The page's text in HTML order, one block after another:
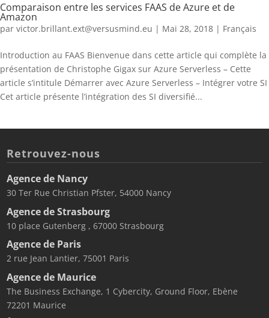
Comparaison entre les services FAAS de Azure et de
Amazon
par victor.brillant.ext@versusmind.eu | Mai 28, 2018 | Français
Introduction au FAAS Bienvenue dans cette article qui complète la
présentation de Christophe Gigax sur Azure Serverless – Cette
article s’intitule Démarrer avec Azure Serverless – Intégrer votre SI
Cet article présente l’intégration des SI diversifié...
Retrouvez-nous
Agence de Nancy
30 Ter Rue Christian Pfster, 54000 Nancy
Agence de Strasbourg
10 place Gutenberg , 67000 Strasbourg
Agence de Paris
2 rue Jean Lantier, 75001 Paris
Agence de Maurice
The Business Exchange, 1 Cybercity, Ground Floor, Ebène
72201 Maurice